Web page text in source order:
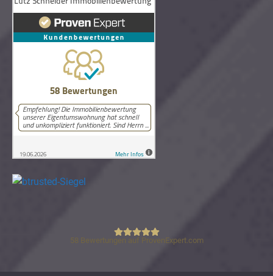
Lutz Schneider Immobilienbewertung
58 Bewertungen auf ProvenExpert.com